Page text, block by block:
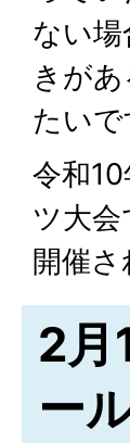
ない
きが
たいで
令和
ツ大
開催さ
2月
ー